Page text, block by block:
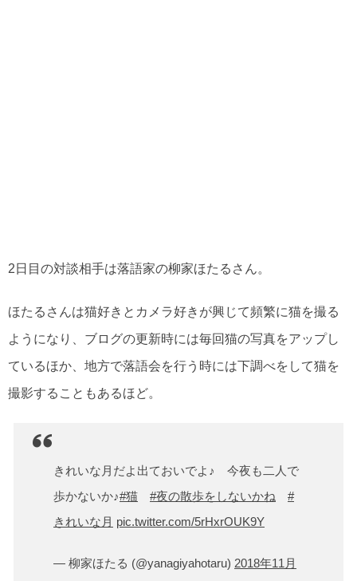
2日目の対談相手は落語家の柳家ほたるさん。
ほたるさんは猫好きとカメラ好きが興じて頻繁に猫を撮る
ようになり、ブログの更新時には毎回猫の写真をアップし
ているほか、地方で落語会を行う時には下調べをして猫を
撮影することもあるほど。
きれいな月だよ出ておいでよ♪ 今夜も二人で
歩かないか♪#猫 #夜の散歩をしないかね
#
きれいな月 pic.twitter.com/5rHxrOUK9Y
— 柳家ほたる (@yanagiyahotaru) 2018年11月